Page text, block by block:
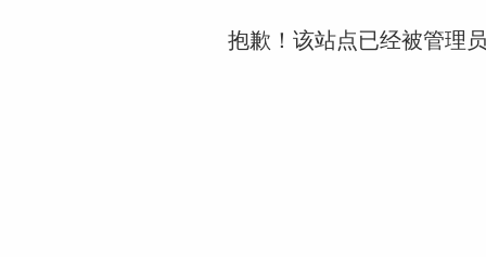
抱歉！该站点已经被管理